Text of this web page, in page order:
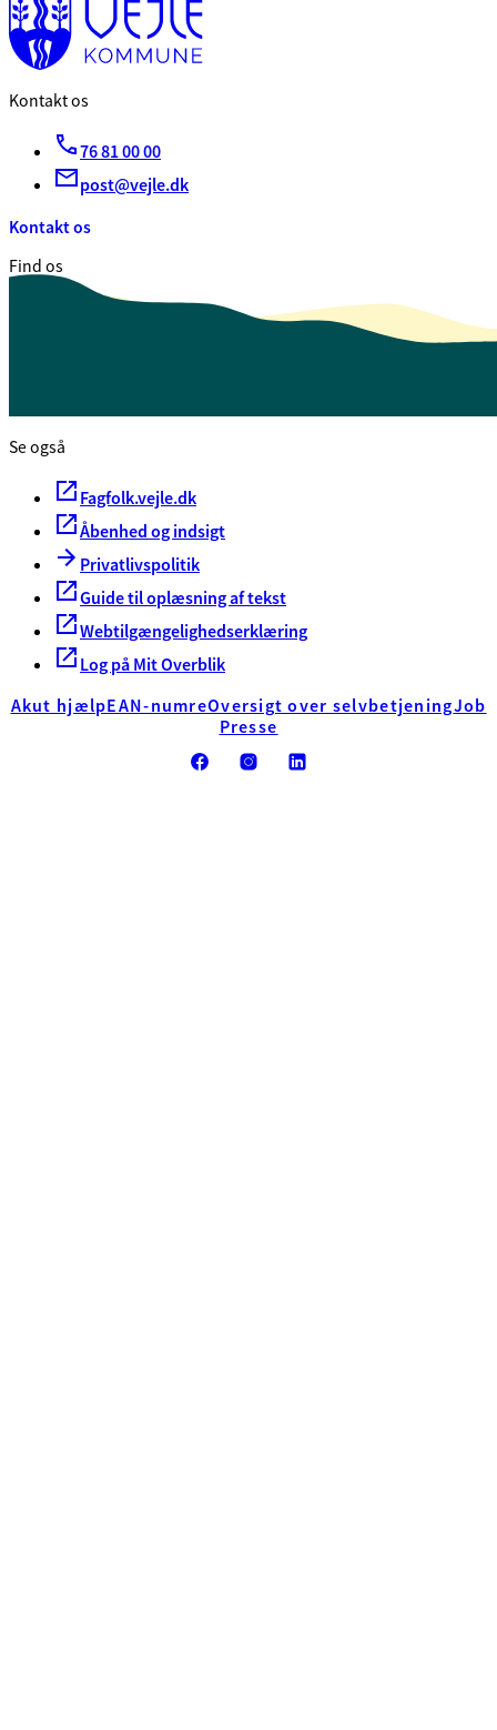
Kontakt os
76 81 00 00
post@vejle.dk
Kontakt os
Find os
Vejle Kommune
Se også
Fagfolk.vejle.dk
Åbenhed og indsigt
Privatlivspolitik
Guide til oplæsning af tekst
Webtilgængelighedserklæring
Log på Mit Overblik
Akut hjælpEAN-numreOversigt over selvbetjeningJob
Presse